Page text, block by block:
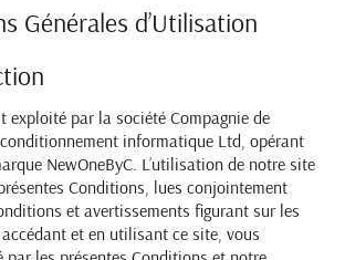
Générales d’Utilisation
exploité par la société Compagnie de
informatique Ltd, opérant
NewOneByC. L’utilisation de notre site
Conditions, lues conjointement
et avertissements figurant sur les
et en utilisant ce site, vous